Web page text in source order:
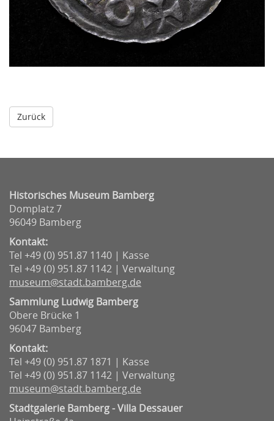
Historisches Museum Bamberg
Domplatz 7
96049 Bamberg
Kontakt:
Tel +49 (0) 951.87 1140 | Kasse
Tel +49 (0) 951.87 1142 | Verwaltung
museum@stadt.bamberg.de
Sammlung Ludwig Bamberg
Obere Brücke 1
96047 Bamberg
Kontakt:
Tel +49 (0) 951.87 1871 | Kasse
Tel +49 (0) 951.87 1142 | Verwaltung
museum@stadt.bamberg.de
Stadtgalerie Bamberg - Villa Dessauer